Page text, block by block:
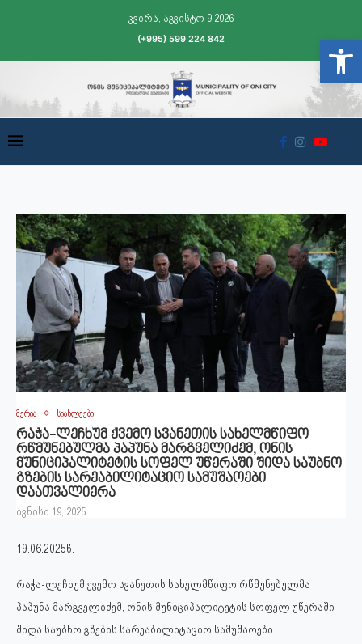
კვირა, აგვისტო 9 2026
(+995) 599 224 842
მერია სიახლეები
რაჭა-ლეჩხუმ ქვემო სვანეთის სახელმწიფო
რწმუნებულმა პაპუნა მარგველიძემ, ონის
მუნიციპალიტეტის სოფელ უწერაში შიდა საუბნო
გზების სარეაბილიტაციო სამუშაოები
დაათვალიერა
ივნისი 19, 2025
19.06.2025წ.
რაჭა-ლეჩხუმ ქვემო სვანეთის სახელმწიფო რწმუნებულმა
პაპუნა მარგველიძემ, ონის მუნიციპალიტეტის სოფელ უწერაში
შიდა საუბნო გზების სარეაბილიტაციო სამუშაოები